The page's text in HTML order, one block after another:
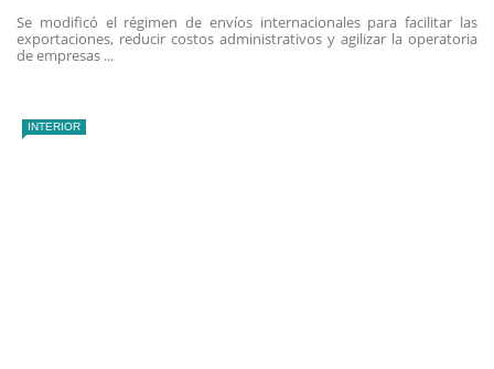
Se modificó el régimen de envíos internacionales para facilitar las
exportaciones, reducir costos administrativos y agilizar la operatoria
de empresas ...
INTERIOR